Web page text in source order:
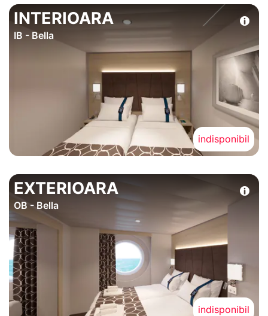
INTERIOARA
IB - Bella
indisponibil
EXTERIOARA
OB - Bella
indisponibil